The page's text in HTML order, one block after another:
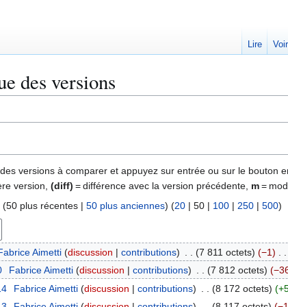
des versions
versions à comparer et appuyez sur entrée ou sur le bouton
version, (diff) = différence avec la version précédente, m=
(50 plus récentes | 50 plus anciennes) (20 | 50 | 100 | 250 | 500)
Aimetti discussion contributions 7 811 octets
−1
Fabrice Aimetti discussion contributions 7 812 octets
Fabrice Aimetti discussion contributions 8 172 octets
Lire